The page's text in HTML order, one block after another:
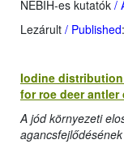
NÉBIH-es kutatók /
Lezárult / Published
Iodine
for roe deer antler
A jód környezeti